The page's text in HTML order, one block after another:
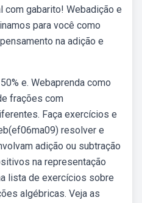
com gabarito! Webadição e
para você como
na adição e
e. Webaprenda como
frações com
Faça exercícios e
resolver e
adição ou subtração
na representação
lista de exercícios sobre
algébricas. Veja as